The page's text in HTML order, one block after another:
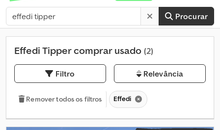
Procurar
Effedi Tipper comprar usado (2)
Filtro Relevância
Remover todos os filtros Effedi